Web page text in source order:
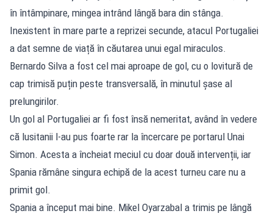
în întâmpinare, mingea intrând lângă bara din stânga.
Inexistent în mare parte a reprizei secunde, atacul Portugaliei
a dat semne de viață în căutarea unui egal miraculos.
Bernardo Silva a fost cel mai aproape de gol, cu o lovitură de
cap trimisă puțin peste transversală, în minutul șase al
prelungirilor.
Un gol al Portugaliei ar fi fost însă nemeritat, având în vedere
că lusitanii l-au pus foarte rar la încercare pe portarul Unai
Simon. Acesta a încheiat meciul cu doar două intervenții, iar
Spania rămâne singura echipă de la acest turneu care nu a
primit gol.
Spania a început mai bine. Mikel Oyarzabal a trimis pe lângă